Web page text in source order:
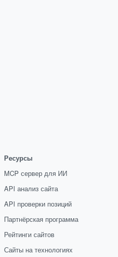
Ресурсы
MCP сервер для ИИ
API анализ сайта
API проверки позиций
Партнёрская программа
Рейтинги сайтов
Сайты на технологиях